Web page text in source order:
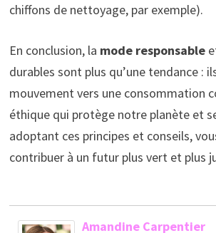
chiffons de nettoyage, par exemple).
En conclusion, la mode responsable
durables sont plus qu’une tendance :
mouvement vers une consommation
éthique qui protège notre planète et
adoptant ces principes et conseils,
contribuer à un futur plus vert et plus
Amandine Carpentier